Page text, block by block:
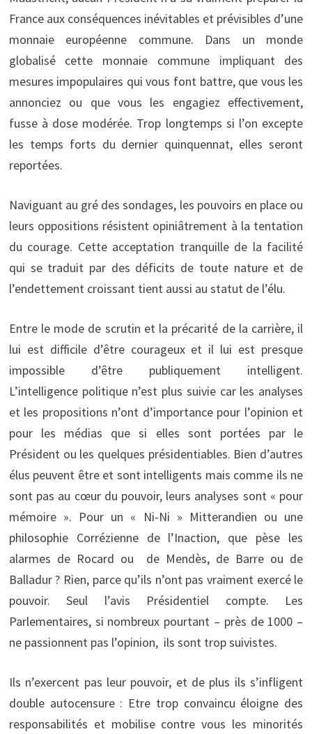
France aux conséquences inévitables et prévisibles d’une
monnaie européenne commune. Dans un monde
globalisé cette monnaie commune impliquant des
mesures impopulaires qui vous font battre, que vous les
annonciez ou que vous les engagiez effectivement,
fusse à dose modérée. Trop longtemps si l’on excepte
les temps forts du dernier quinquennat, elles seront
reportées.
Naviguant au gré des sondages, les pouvoirs en place ou
leurs oppositions résistent opiniâtrement à la tentation
du courage. Cette acceptation tranquille de la facilité
qui se traduit par des déficits de toute nature et de
l’endettement croissant tient aussi au statut de l’élu.
Entre le mode de scrutin et la précarité de la carrière, il
lui est difficile d’être courageux et il lui est presque
impossible d’être publiquement intelligent.
L’intelligence politique n’est plus suivie car les analyses
et les propositions n’ont d’importance pour l’opinion et
pour les médias que si elles sont portées par le
Président ou les quelques présidentiables. Bien d’autres
élus peuvent être et sont intelligents mais comme ils ne
sont pas au cœur du pouvoir, leurs analyses sont « pour
mémoire ». Pour un « Ni-Ni » Mitterandien ou une
philosophie Corrézienne de l’Inaction, que pèse les
alarmes de Rocard ou de Mendès, de Barre ou de
Balladur ? Rien, parce qu’ils n’ont pas vraiment exercé le
pouvoir. Seul l’avis Présidentiel compte. Les
Parlementaires, si nombreux pourtant – près de 1000 –
ne passionnent pas l’opinion, ils sont trop suivistes.
Ils n’exercent pas leur pouvoir, et de plus ils s’infligent
double autocensure : Etre trop convaincu éloigne des
responsabilités et mobilise contre vous les minorités